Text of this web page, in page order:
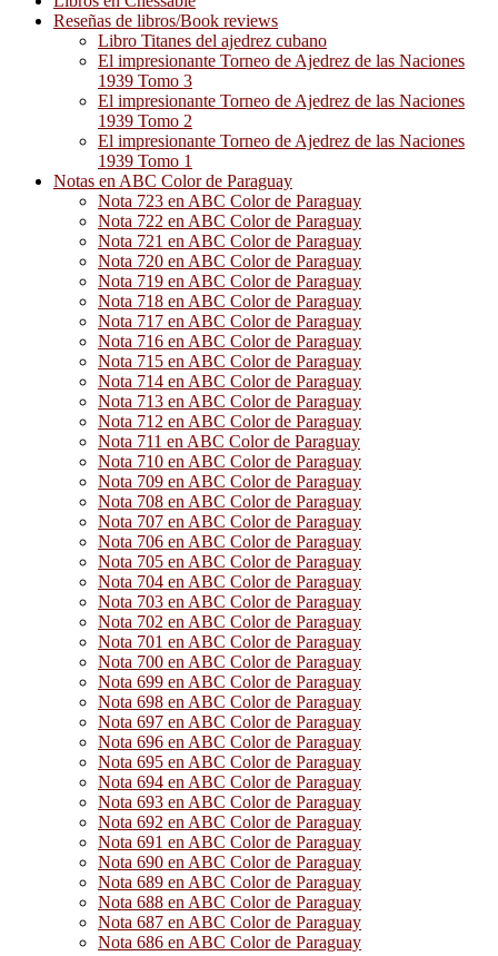
Reseñas de libros/Book reviews
Libro Titanes del ajedrez cubano
El impresionante Torneo de Ajedrez de las Naciones
1939 Tomo 3
El impresionante Torneo de Ajedrez de las Naciones
1939 Tomo 2
El impresionante Torneo de Ajedrez de las Naciones
1939 Tomo 1
Notas en ABC Color de Paraguay
Nota 723 en ABC Color de Paraguay
Nota 722 en ABC Color de Paraguay
Nota 721 en ABC Color de Paraguay
Nota 720 en ABC Color de Paraguay
Nota 719 en ABC Color de Paraguay
Nota 718 en ABC Color de Paraguay
Nota 717 en ABC Color de Paraguay
Nota 716 en ABC Color de Paraguay
Nota 715 en ABC Color de Paraguay
Nota 714 en ABC Color de Paraguay
Nota 713 en ABC Color de Paraguay
Nota 712 en ABC Color de Paraguay
Nota 711 en ABC Color de Paraguay
Nota 710 en ABC Color de Paraguay
Nota 709 en ABC Color de Paraguay
Nota 708 en ABC Color de Paraguay
Nota 707 en ABC Color de Paraguay
Nota 706 en ABC Color de Paraguay
Nota 705 en ABC Color de Paraguay
Nota 704 en ABC Color de Paraguay
Nota 703 en ABC Color de Paraguay
Nota 702 en ABC Color de Paraguay
Nota 701 en ABC Color de Paraguay
Nota 700 en ABC Color de Paraguay
Nota 699 en ABC Color de Paraguay
Nota 698 en ABC Color de Paraguay
Nota 697 en ABC Color de Paraguay
Nota 696 en ABC Color de Paraguay
Nota 695 en ABC Color de Paraguay
Nota 694 en ABC Color de Paraguay
Nota 693 en ABC Color de Paraguay
Nota 692 en ABC Color de Paraguay
Nota 691 en ABC Color de Paraguay
Nota 690 en ABC Color de Paraguay
Nota 689 en ABC Color de Paraguay
Nota 688 en ABC Color de Paraguay
Nota 687 en ABC Color de Paraguay
Nota 686 en ABC Color de Paraguay